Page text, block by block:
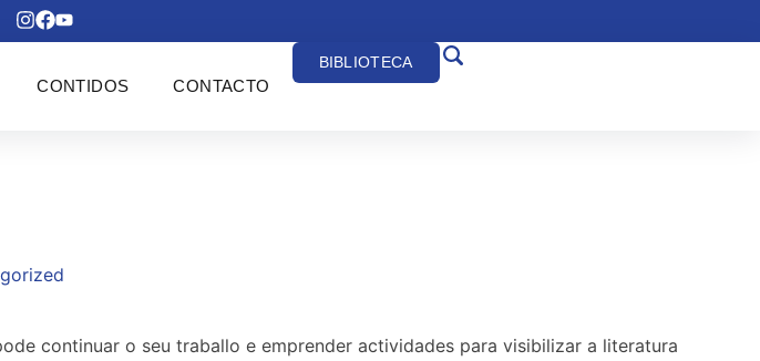
CONTIDOS CONTACTO
BIBLIOTECA
continuar o seu traballo e emprender actividades para visibilizar a literatura